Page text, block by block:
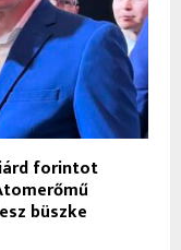
forintot
büszke